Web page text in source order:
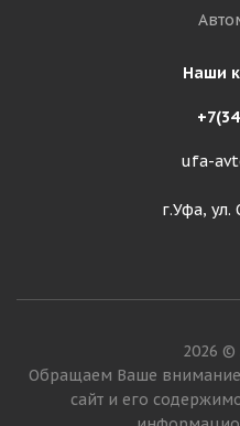
Наши
ufa-
г.Уфа,
2026 ©
Обращаем Ваше внимание
сайт и его